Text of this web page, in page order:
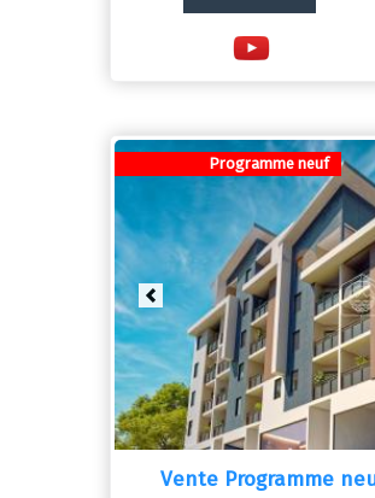
Programme neuf
Previous
Vente Programme